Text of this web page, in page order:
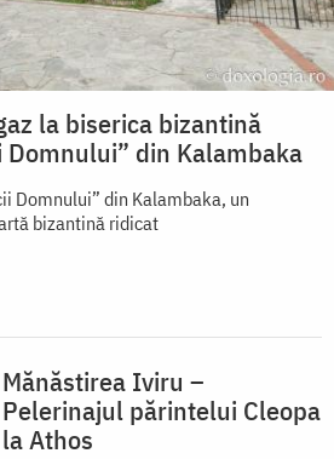
la biserica bizantină
Domnului” din Kalambaka
Domnului” din Kalambaka, un
bizantină ridicat
Mănăstirea Iviru –
Pelerinajul părintelui Cleopa
la Athos